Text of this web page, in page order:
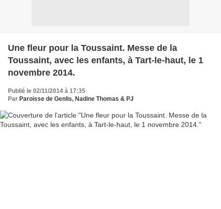
Une fleur pour la Toussaint. Messe de la
Toussaint, avec les enfants, à Tart-le-haut, le 1
novembre 2014.
Publié le 02/11/2014 à 17:35
Par Paroisse de Genlis, Nadine Thomas & PJ